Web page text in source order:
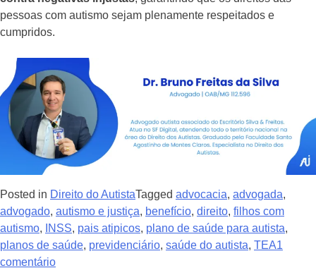
pessoas com autismo sejam plenamente respeitados e
cumpridos.
Posted in Direito do AutistaTagged advocacia, advogada,
advogado, autismo e justiça, benefício, direito, filhos com
autismo, INSS, pais atipicos, plano de saúde para autista,
planos de saúde, previdenciário, saúde do autista, TEA1
comentário